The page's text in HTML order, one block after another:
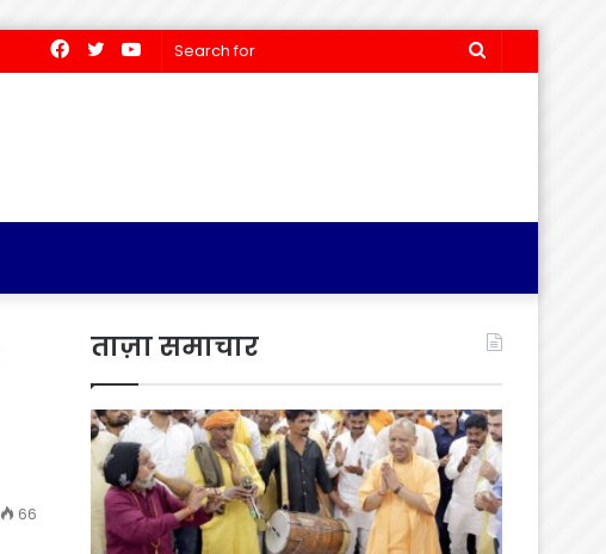
Search
YouTube
Twitter
Facebook
66
ताज़ा समाचार